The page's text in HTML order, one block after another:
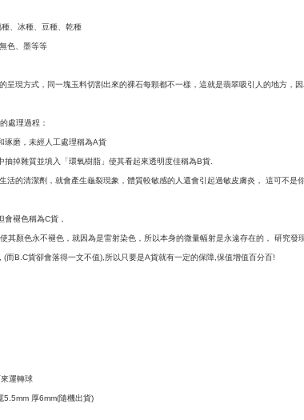
、冰種、豆種、乾種
色、墨等等
呈現方式，同一塊玉料切割出來的裸石每顆都不一樣，這就是翡翠吸引人的地方，因
的處理過程：
琢磨，未經人工處理稱為A貨
抽掉雜質並填入「環氧樹脂」使其看起來透明度佳稱為B貨
活的清潔劑，就會產生龜裂現象，體質較敏感的人還會引起過敏皮膚炎， 這可不是
會褪色稱為C貨，
其顏色永不褪色，就因為是雷射染色，所以本身的微量幅射是永遠存在的， 研究發
, (而B.C貨卻會落得一文不值), 所以只要是A貨就有一定的保障 保值增值百分百!
運轉球
5.5mm 厚6mm(隨機出貨)